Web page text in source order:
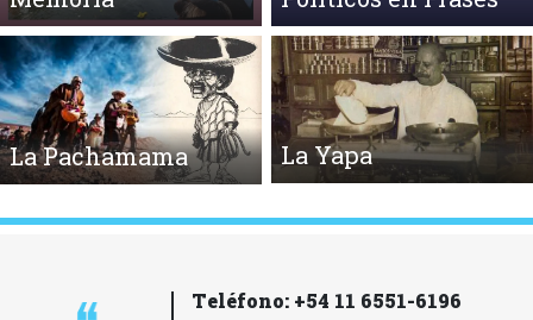
La Pachamama La Yapa
Teléfono: +54 11 6551-6196